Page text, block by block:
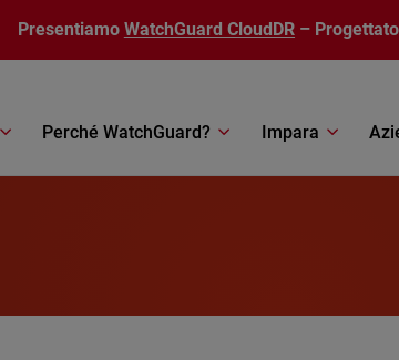
Presentiamo WatchGuard CloudDR –
Perché WatchGuard? Impara